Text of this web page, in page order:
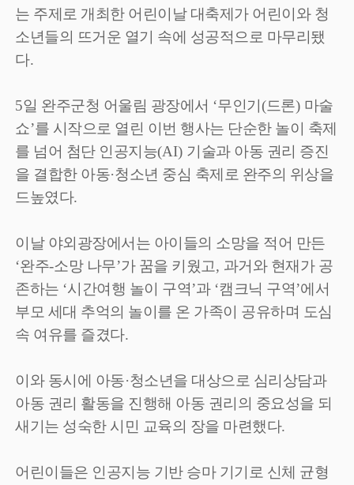
는 주제로 개최한 어린이날 대축제가 어린이와 청
소년들의 뜨거운 열기 속에 성공적으로 마무리됐
다.
5일 완주군청 어울림 광장에서 ‘무인기(드론) 마술
쇼’를 시작으로 열린 이번 행사는 단순한 놀이 축제
를 넘어 첨단 인공지능(AI) 기술과 아동 권리 증진
을 결합한 아동·청소년 중심 축제로 완주의 위상을
드높였다.
이날 야외광장에서는 아이들의 소망을 적어 만든
‘완주-소망 나무’가 꿈을 키웠고, 과거와 현재가 공
존하는 ‘시간여행 놀이 구역’과 ‘캠크닉 구역’에서
부모 세대 추억의 놀이를 온 가족이 공유하며 도심
속 여유를 즐겼다.
이와 동시에 아동·청소년을 대상으로 심리상담과
아동 권리 활동을 진행해 아동 권리의 중요성을 되
새기는 성숙한 시민 교육의 장을 마련했다.
어린이들은 인공지능 기반 승마 기기로 신체 균형